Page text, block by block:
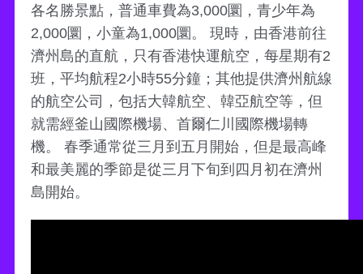
各名勝景點，普通車費為3,000圜，青少年為
2,000圜，小童為1,000圜。 現時，由香港前往
濟州島的直航，只有香港快運航空，每星期有2
班，平均航程2小時55分鐘；其他提供濟州航線
的航空公司，包括大韓航空、韓亞航空等，但
就需經釜山國際機場、首爾仁川國際機場轉
機。 春季通常從三月到五月開始，但是最高峰
和最美麗的季節是從三月下旬到四月初在濟州
島開始。